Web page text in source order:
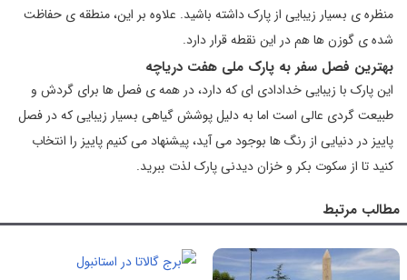
منظره ی بسیار زیبایی از پارک داشته باشید. علاوه بر این، منطقه ی حفاظت
شده ی گوزن ها هم در این نقطه قرار دارد.
بهترین فصل سفر به پارک ملی هفت دریاچه
این پارک با زیبایی خدادادی ای که دارد، در همه ی فصل ها برای گردش و
طبیعت گردی عالی است اما به دلیل پوشش گیاهی بسیار زیبایی که در فصل
پاییز در دنیایی از رنگ ها بوجود می آید، پیشنهاد می کنیم پاییز را انتخاب
کنید تا از سکوت بکر و خزان دیدنی پارک لذت ببرید.
مطالب مرتبط